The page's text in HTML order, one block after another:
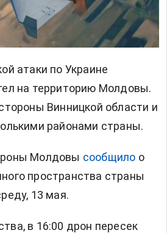
атаки по Украине
на территорию Молдовы.
Винницкой области и
районами страны.
Молдовы сообщило о
пространства страны
13 мая.
в 16:00 дрон пересек